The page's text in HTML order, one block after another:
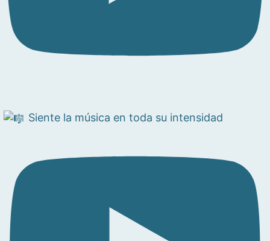
Siente la música en toda su intensidad